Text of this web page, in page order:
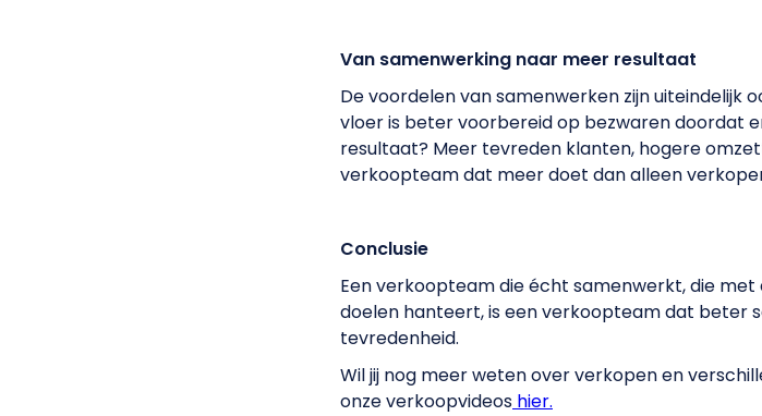
Van samenwerking naar meer resultaat
De voordelen van samenwerken zijn uiteindelijk
vloer is beter voorbereid op bezwaren doordat
resultaat? Meer tevreden klanten, hogere
verkoopteam dat meer doet dan alleen
Conclusie
Een verkoopteam die écht samenwerkt, die
doelen hanteert, is een verkoopteam dat beter
tevredenheid.
Wil jij nog meer weten over verkopen en
onze verkoopvideos hier.